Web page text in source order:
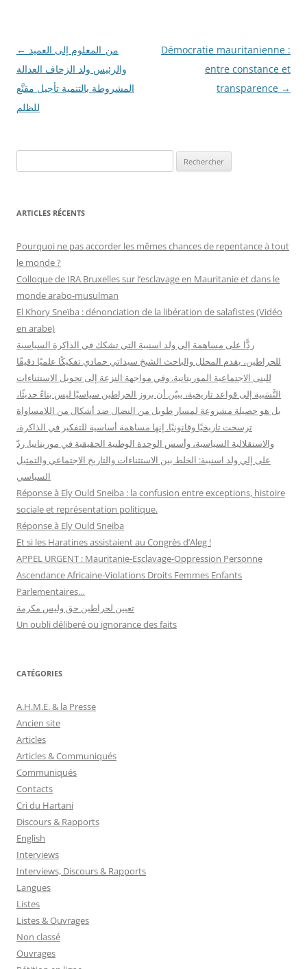
Navigation
des
articles
←
والرئيس ولد الزحاف العدالة
المشروطة بالتنمية تأجيل مقنَّع
للظلم
Démocratie mauritanienne :
entre constance et
transparence →
e
h
r
c
h
r
ARTICLES RÉCENTS
Pourquoi ne pas accorder les mêmes chances de repentance à tout
le monde ?
Colloque de IRA Bruxelles sur l’esclavage en Mauritanie et dans le
monde arabo-musulman
El Khory Sneïba : dénonciation de la libération de salafistes (Vidéo
en arabe)
ردًّا على مساهمة إلي ولد اسنيبة التي تشكك في الذاكرة السياسية
للحراطين، يقدم المحلل والباحث الشيخ سيداتي حمادي تفكيكًا علميًا دقيقًا
للبنى الاجتماعية الموريتانية. وفي مواجهة النزعة إلى تحويل الاستثناءات
النَّسَبية إلى قواعد تاريخية، يبيّن أن بروز الحراطين سياسيًا ليس بناءً حديثًا،
بل هو حصيلة مشروعة لمسار طويل من النضال ضد أشكال من اللامساواة
ترسخت تاريخيًا وقانونيًا. إنها مساهمة أساسية للتفكير في الذاكرة،
والاستقلالية السياسية، وأسس الوحدة الوطنية الحقيقية في موريتانيا. ردّ
على إلي ولد اسنيبة: الخلط بين الاستثناءات والتاريخ الاجتماعي والتمثيل
السياسي
Réponse à Ely Ould Sneiba : la confusion entre exceptions, histoire
sociale et représentation politique.
Réponse à Ely Ould Sneiba
Et si les Haratines assistaient au Congrès d’Aleg !
APPEL URGENT : Mauritanie-Esclavage-Oppression Personne
Ascendance Africaine-Violations Droits Femmes Enfants
Parlementaires…
تعيين لحراطين حق وليس مكرمة
Un oubli déliberé ou ignorance des faits
CATÉGORIES
A.H.M.E. & la Presse
Ancien site
Articles
Articles & Communiqués
Communiqués
Contacts
Cri du Hartani
Discours & Rapports
English
Interviews
Interviews, Discours & Rapports
Langues
Listes
Listes & Ouvrages
Non classé
Ouvrages